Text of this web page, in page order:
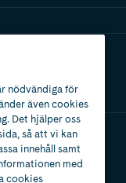
nödvändiga för
även cookies
Det hjälper oss
så att vi kan
innehåll samt
med
cookies